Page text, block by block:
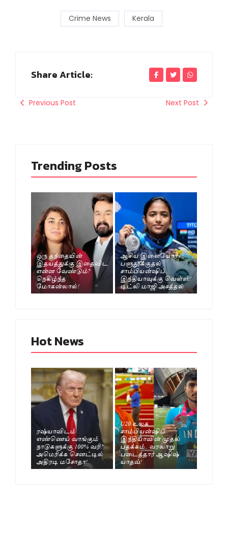
Crime News Kerala
Share Article:
Previous Post Next Post
Trending Posts
ஒரு தந்தையின்
இதயத்துக்கு இதைவிட
என்ன வேண்டும்?
நெகிழ்ந்த
மோகன்லால்!
ஆசிய இளையோர்
பளுதூக்குதல்
சாம்பியன்ஷிப்..
இந்தியாவுக்கு வெள்ளி!
டிட்லி மாஜி அசத்தல்
Hot News
ரஷ்யாவிடம்
எண்ணெய் வாங்கும்
நாடுகளுக்கு 100% வரி?
அமெரிக்க செனட்டில்
அதிரடி மசோதா!
U20 உலக
சாம்பியன்ஷிப்:
இந்தியாவின் முதல்
பதக்கம்.. வரலாறு
படைத்தார் ஆஷிஷ்
யாதவ்!